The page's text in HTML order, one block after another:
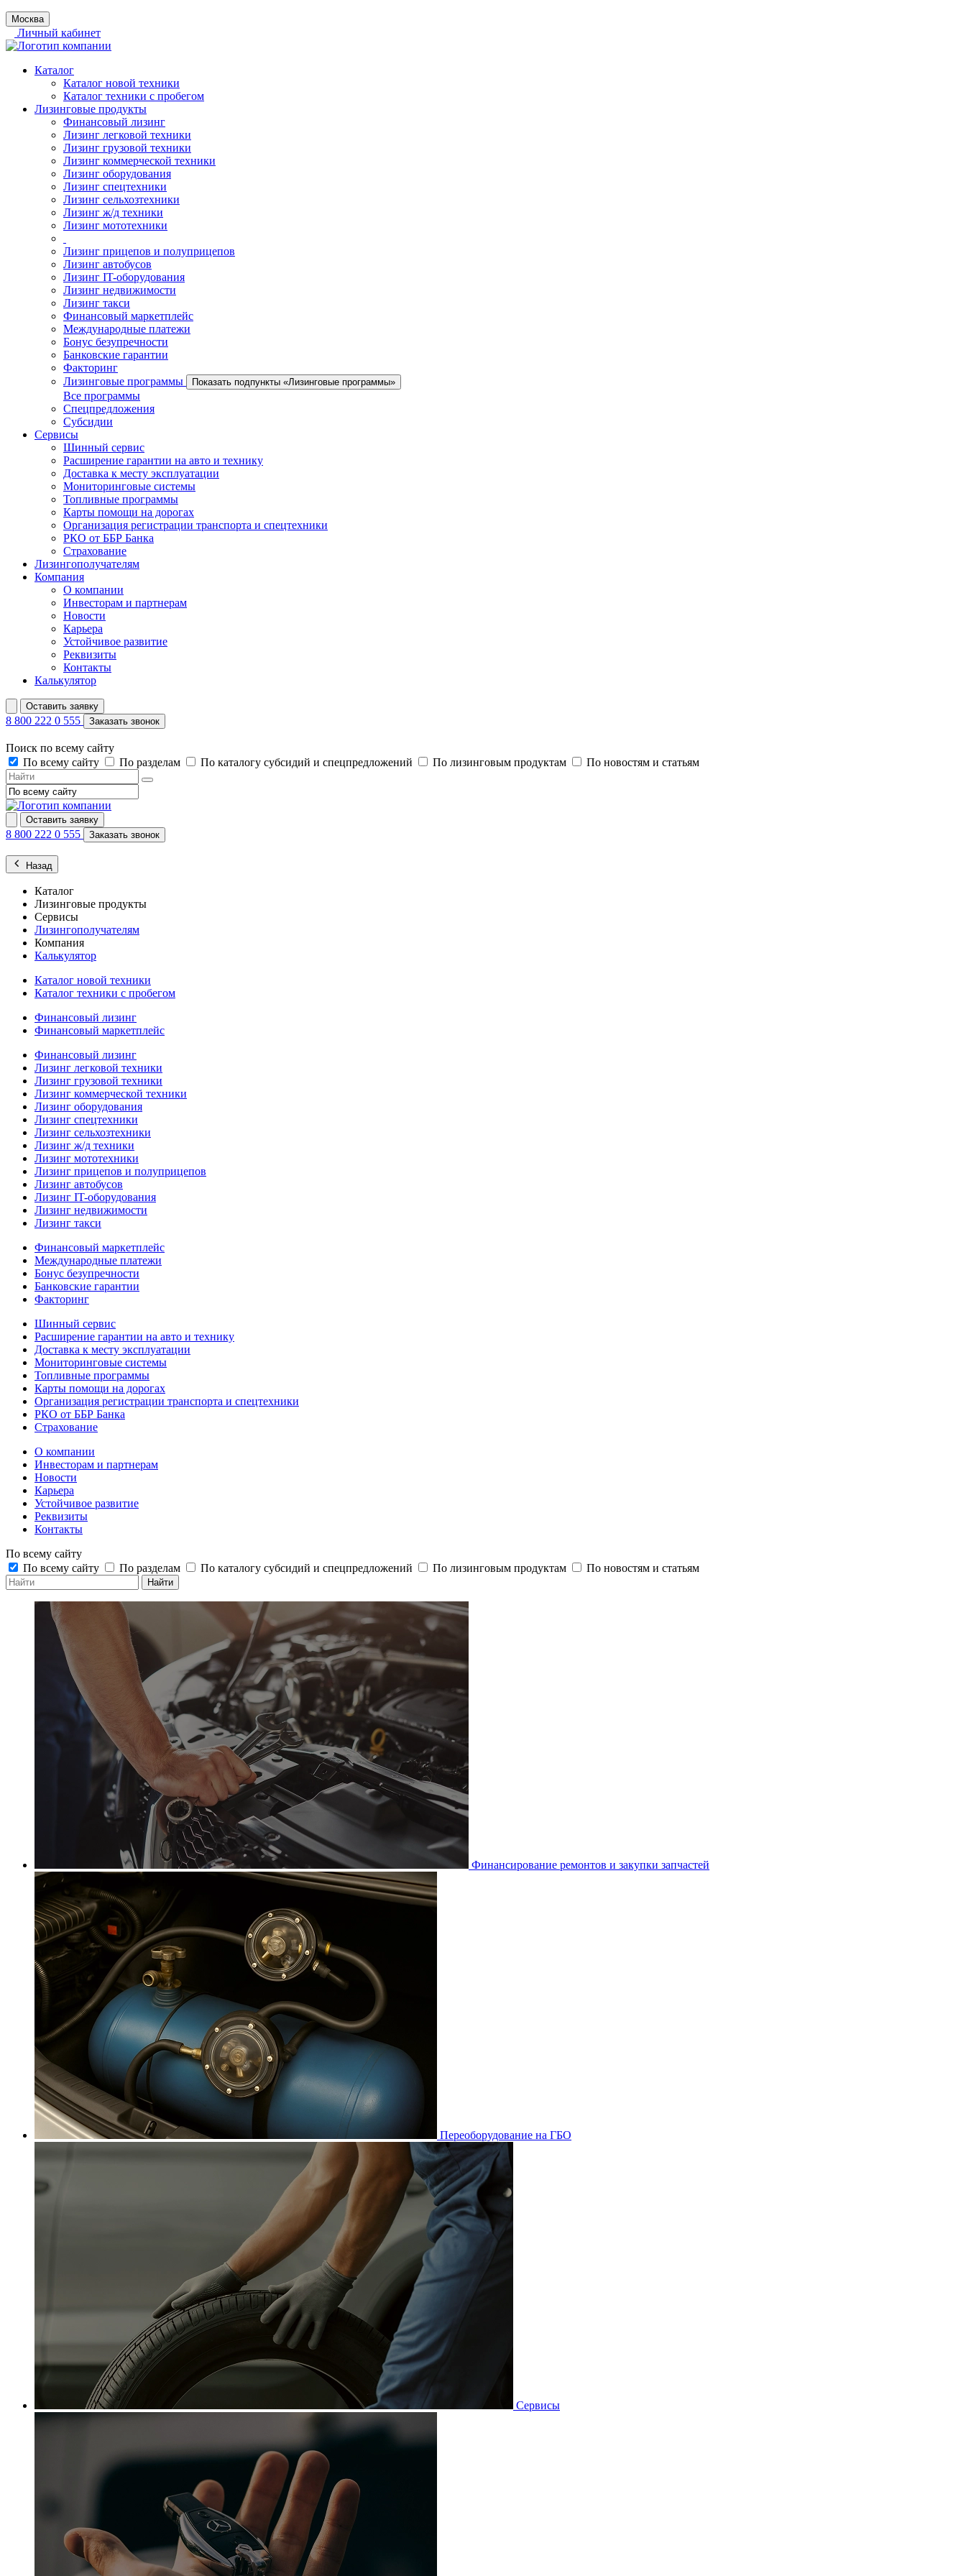
Москва
Личный кабинет
Каталог
Каталог новой техники
Каталог техники с пробегом
Лизинговые продукты
Финансовый лизинг
Лизинг легковой техники
Лизинг грузовой техники
Лизинг коммерческой техники
Лизинг оборудования
Лизинг спецтехники
Лизинг сельхозтехники
Лизинг ж/д техники
Лизинг мототехники
Лизинг прицепов и полуприцепов
Лизинг автобусов
Лизинг IT-оборудования
Лизинг недвижимости
Лизинг такси
Финансовый маркетплейс
Международные платежи
Бонус безупречности
Банковские гарантии
Факторинг
Лизинговые программы
Показать подпункты «Лизинговые программы»
Все программы
Спецпредложения
Субсидии
Сервисы
Шинный сервис
Расширение гарантии на авто и технику
Доставка к месту эксплуатации
Мониторинговые системы
Топливные программы
Карты помощи на дорогах
Организация регистрации транспорта и спецтехники
РКО от ББР Банка
Страхование
Лизингополучателям
Компания
О компании
Инвесторам и партнерам
Новости
Карьера
Устойчивое развитие
Реквизиты
Контакты
Калькулятор
Оставить заявку
8 800 222 0 555 Заказать звонок
Поиск по всему сайту
По всему сайту
По разделам По каталогу субсидий и спецпредложений По лизинговым продуктам По новостям и статьям
Оставить заявку
8 800 222 0 555 Заказать звонок
Назад
Каталог
Лизинговые продукты
Сервисы
Лизингополучателям
Компания
Калькулятор
Каталог новой техники
Каталог техники с пробегом
Финансовый лизинг
Финансовый маркетплейс
Финансовый лизинг
Лизинг легковой техники
Лизинг грузовой техники
Лизинг коммерческой техники
Лизинг оборудования
Лизинг спецтехники
Лизинг сельхозтехники
Лизинг ж/д техники
Лизинг мототехники
Лизинг прицепов и полуприцепов
Лизинг автобусов
Лизинг IT-оборудования
Лизинг недвижимости
Лизинг такси
Финансовый маркетплейс
Международные платежи
Бонус безупречности
Банковские гарантии
Факторинг
Шинный сервис
Расширение гарантии на авто и технику
Доставка к месту эксплуатации
Мониторинговые системы
Топливные программы
Карты помощи на дорогах
Организация регистрации транспорта и спецтехники
РКО от ББР Банка
Страхование
О компании
Инвесторам и партнерам
Новости
Карьера
Устойчивое развитие
Реквизиты
Контакты
По всему сайту
По всему сайту
По разделам По каталогу субсидий и спецпредложений По лизинговым продуктам По новостям и статьям
Найти
Финансирование ремонтов и закупки запчастей
Переоборудование на ГБО
Сервисы